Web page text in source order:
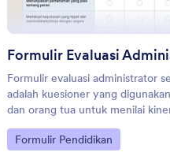
Formulir evaluasi administrator
adalah kuesioner yang
dan orang tua untuk menilai
administrator. Tidak perlu
Go to Category:
Formulir Pendidikan